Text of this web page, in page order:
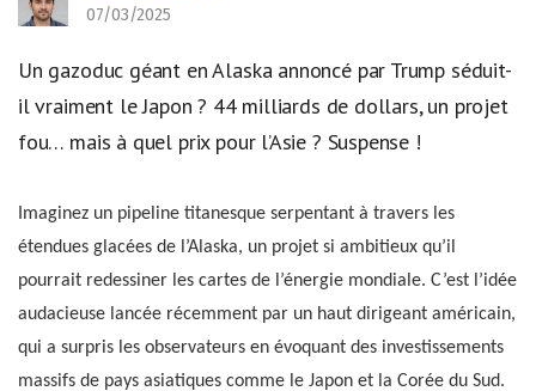
07/03/2025
Un gazoduc géant en Alaska annoncé par Trump séduit-
il vraiment le Japon ? 44 milliards de dollars, un projet
fou… mais à quel prix pour l’Asie ? Suspense !
Imaginez un pipeline titanesque serpentant à travers les
étendues glacées de l’Alaska, un projet si ambitieux qu’il
pourrait redessiner les cartes de l’énergie mondiale. C’est l’idée
audacieuse lancée récemment par un haut dirigeant américain,
qui a surpris les observateurs en évoquant des investissements
massifs de pays asiatiques comme le Japon et la Corée du Sud.